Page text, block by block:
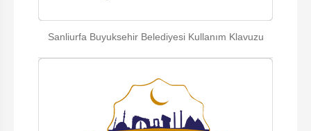
Sanliurfa Buyuksehir Belediyesi Kullanım Klavuzu